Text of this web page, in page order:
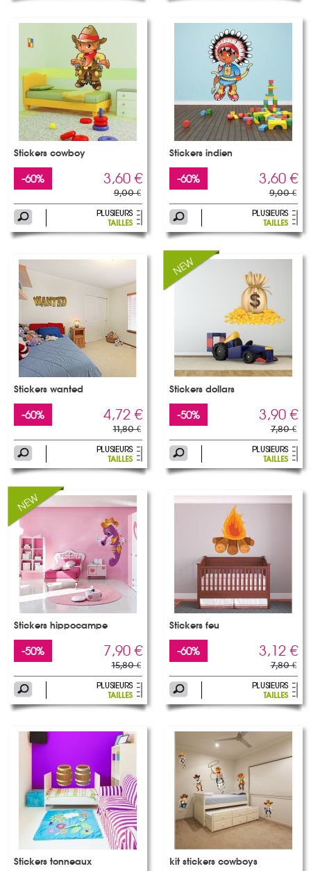
Stickers cowboy
-60% 3,60 €
9,00 €
Stickers indien
-60% 3,60 €
9,00 €
Stickers wanted
-60% 4,72 €
11,80 €
Stickers dollars
-50% 3,90 €
7,80 €
Stickers hippocampe
-50% 7,90 €
15,80 €
Stickers feu
-60% 3,12 €
7,80 €
Stickers tonneaux kit stickers cowboys